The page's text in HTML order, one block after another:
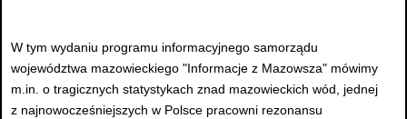
W tym wydaniu programu informacyjnego samorządu
województwa mazowieckiego "Informacje z Mazowsza" mówimy
m.in. o tragicznych statystykach znad mazowieckich wód, jednej
z najnowocześniejszych w Polsce pracowni rezonansu